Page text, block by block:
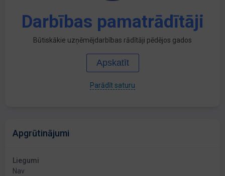
Darbības pamatrādītāji
Būtiskākie uzņēmējdarbības rādītāji pēdējos gados
Apskatīt
Parādīt saturu
Apgrūtinājumi
Liegumi
Nav